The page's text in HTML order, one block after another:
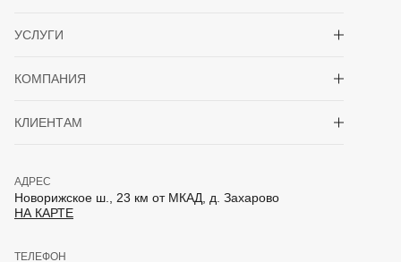
УСЛУГИ
КОМПАНИЯ
КЛИЕНТАМ
АДРЕС
Новорижское ш., 23 км от МКАД, д. Захарово
НА КАРТЕ
ТЕЛЕФОН